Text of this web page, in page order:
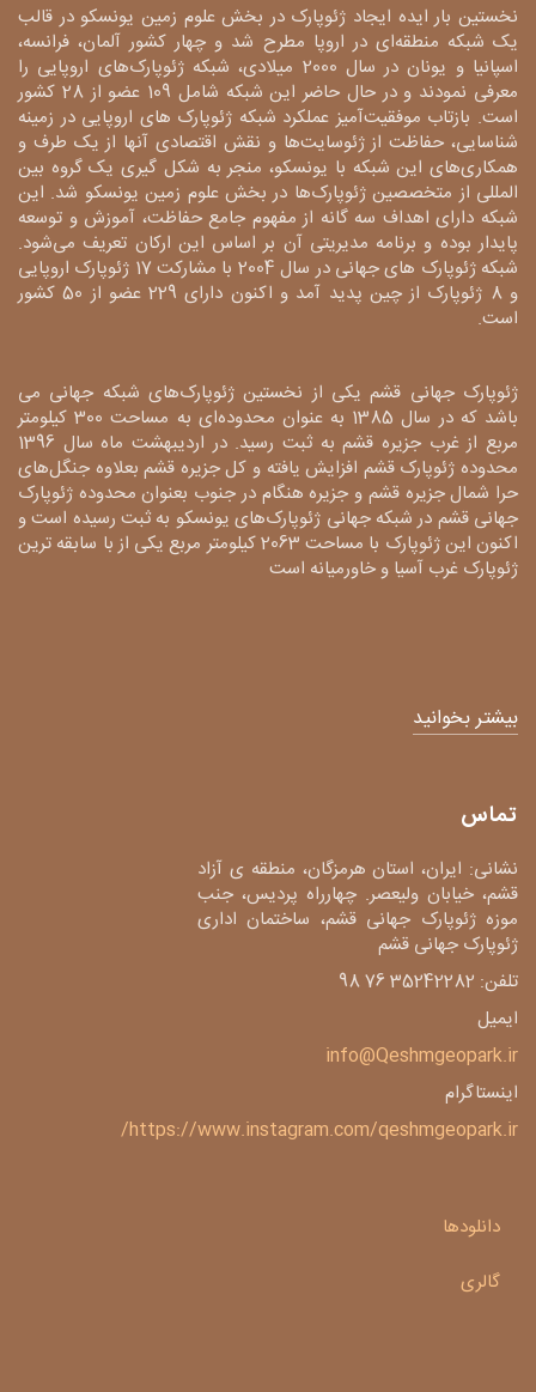
نخستین بار ایده ایجاد ژئوپارک در بخش علوم زمین یونسکو در قالب
یک شبکه منطقه‌ای در اروپا مطرح شد و چهار کشور آلمان، فرانسه،
اسپانیا و یونان در سال 2000 میلادی، شبکه ژئوپارک‌های اروپایی را
معرفی نمودند و در حال حاضر این شبکه شامل 109 عضو از 28 کشور
است. بازتاب موفقیت‌آمیز عملکرد شبکه ژئوپارک های اروپایی در زمینه
شناسایی، حفاظت از ژئوسایت‌ها و نقش اقتصادی آنها از یک طرف و
همکاری‌های این شبکه با یونسکو، منجر به شکل گیری یک گروه بین
المللی از متخصصین ژئوپارک‌ها در بخش علوم زمین یونسکو شد. این
شبکه دارای اهداف سه گانه از مفهوم جامع حفاظت، آموزش و توسعه
پایدار بوده و برنامه مدیریتی آن بر اساس این ارکان تعریف می‌شود.
شبکه ژئوپارک های جهانی در سال 2004 با مشارکت 17 ژئوپارک اروپایی
و 8 ژئوپارک از چین پدید آمد و اکنون دارای 229 عضو از 50 کشور
است.
ژئوپارک جهانی قشم یکی از نخستین ژئوپارک‌های شبکه جهانی می
باشد که در سال 1385 به عنوان محدوده‌ای به مساحت 300 کیلومتر
مربع از غرب جزیره قشم به ثبت رسید. در اردیبهشت ماه سال 1396
محدوده ژئوپارک قشم افزایش یافته و کل جزیره قشم بعلاوه جنگل‌های
حرا شمال جزیره قشم و جزیره هنگام در جنوب بعنوان محدوده ژئوپارک
جهانی قشم در شبکه جهانی ژئوپارک‌های یونسکو به ثبت رسیده است و
اکنون این ژئوپارک با مساحت 2063 کیلومتر مربع یکی از با سابقه ترین
ژئوپارک غرب آسیا و خاورمیانه است
بیشتر بخوانید
تماس
نشانی: ایران، استان هرمزگان، منطقه ی آزاد
قشم، خیابان ولیعصر. چهارراه پردیس، جنب
موزه ژئوپارک جهانی قشم، ساختمان اداری
ژئوپارک جهانی قشم
تلفن: 35242282 76 98
ایمیل
info@Qeshmgeopark.ir
اینستاگرام
https://www.instagram.com/qeshmgeopark.ir/
دانلودها
گالری